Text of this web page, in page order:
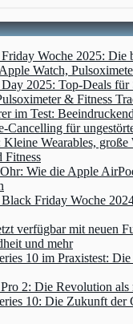
Woche 2025: Die
Watch,
2025: Top-Deals für
& Fitness
im Test:
Cancelling für
Kleine Wearables,
Fitness
Wie die Apple
Friday Woche
verfügbar mit neuen
und mehr
10 im Praxistest:
2: Die Revolution
10: Die Zukunft der